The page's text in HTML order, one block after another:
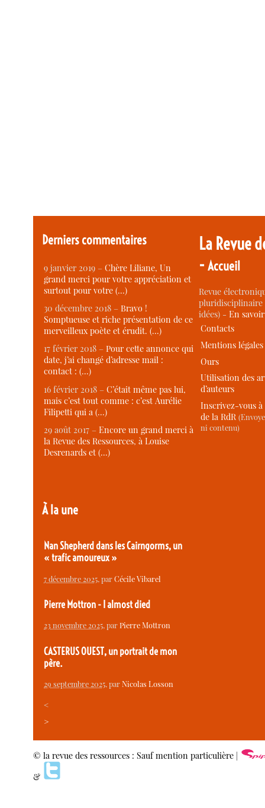
Derniers commentaires
9 janvier 2019 –Chère Liliane, Un
grand merci pour votre appréciation et
surtout pour votre (…)
30 décembre 2018 –Bravo !
Somptueuse et riche présentation de ce
merveilleux poète et érudit. (…)
17 février 2018 –Pour cette annonce qui
date, j’ai changé d’adresse mail :
contact : (…)
16 février 2018 –C’était même pas lui,
mais c’est tout comme : c’est Aurélie
Filipetti qui a (…)
29 août 2017 –Encore un grand merci à
la Revue des Ressources, à Louise
Desrenards et (…)
À la une
Nan Shepherd dans les Cairngorms, un
« trafic amoureux »
7 décembre 2025, parCécile Vibarel
Pierre Mottron - I almost died
23 novembre 2025, parPierre Mottron
CASTERUS OUEST, un portrait de mon
père.
29 septembre 2025, parNicolas Losson
<
>
La Revue
-Accueil
Revue
idées) -En
Contacts
Mentions légales
Ours
Utilisation des
d’auteurs
Inscrivez-vous
de la RdR
ni contenu)
© la revue des ressources : Sauf mention particulière |
&